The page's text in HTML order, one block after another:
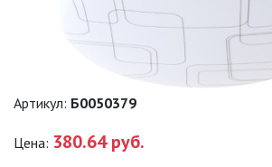
САДОВЫЕ
Артикул: Б0050379
Цена: 380.64 руб.